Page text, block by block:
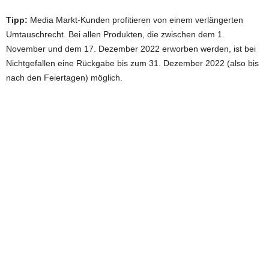
Tipp: Media Markt-Kunden profitieren von einem verlängerten
Umtauschrecht. Bei allen Produkten, die zwischen dem 1.
November und dem 17. Dezember 2022 erworben werden, ist bei
Nichtgefallen eine Rückgabe bis zum 31. Dezember 2022 (also bis
nach den Feiertagen) möglich.